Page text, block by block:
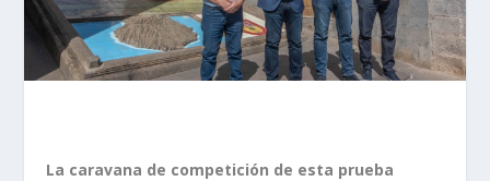
La caravana de competición de esta prueba